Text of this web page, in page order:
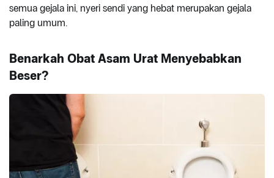
semua gejala ini, nyeri sendi yang hebat merupakan gejala
paling umum.
Benarkah Obat Asam Urat Menyebabkan
Beser?